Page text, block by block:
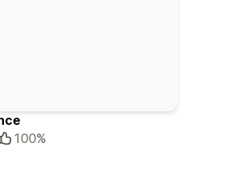
100%